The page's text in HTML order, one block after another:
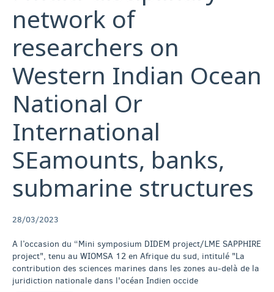
network of
researchers on
Western Indian Ocean
National Or
International
SEamounts, banks,
submarine structures
28/03/2023
A l’occasion du “Mini symposium DIDEM project/LME SAPPHIRE
project", tenu au WIOMSA 12 en Afrique du sud, intitulé "La
contribution des sciences marines dans les zones au-delà de la
juridiction nationale dans l'océan Indien occide